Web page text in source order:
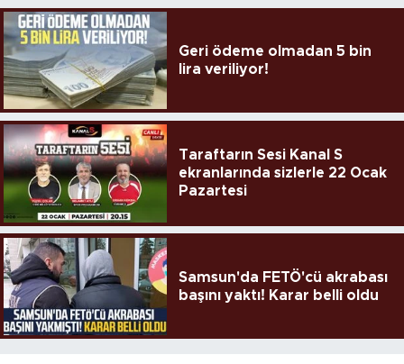
Geri ödeme olmadan 5 bin
lira veriliyor!
Taraftarın Sesi Kanal S
ekranlarında sizlerle 22 Ocak
Pazartesi
Samsun'da FETÖ'cü akrabası
başını yaktı! Karar belli oldu